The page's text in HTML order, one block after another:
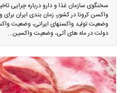
سخنگوی سازمان غذا و دارو درباره چرایی
واکسن کرونا در کشور، زمان بندی ایران
وضعیت تولید واکسنهای ایرانی، وضعیت
دولت در ماه های آتی، وضعیت واکسین...